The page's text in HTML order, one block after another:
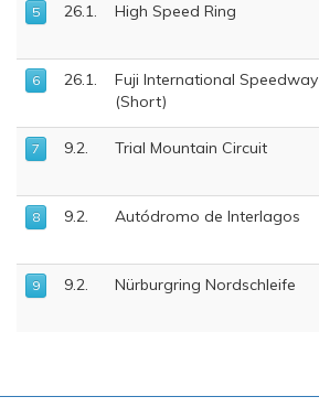
5 26.1. High Speed Ring
6 26.1.
Fuji International Speedway
(Short)
7 9.2. Trial Mountain Circuit
8 9.2. Autódromo de Interlagos
9 9.2. Nürburgring Nordschleife